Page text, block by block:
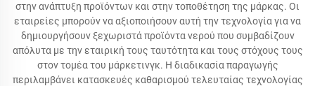
στην ανάπτυξη προϊόντων και στην τοποθέτηση της μάρκας. Οι
εταιρείες μπορούν να αξιοποιήσουν αυτή την τεχνολογία για να
δημιουργήσουν ξεχωριστά προϊόντα νερού που συμβαδίζουν
απόλυτα με την εταιρική τους ταυτότητα και τους στόχους τους
στον τομέα του μάρκετινγκ. Η διαδικασία παραγωγής
περιλαμβάνει κατασκευές καθαρισμού τελευταίας τεχνολογίας